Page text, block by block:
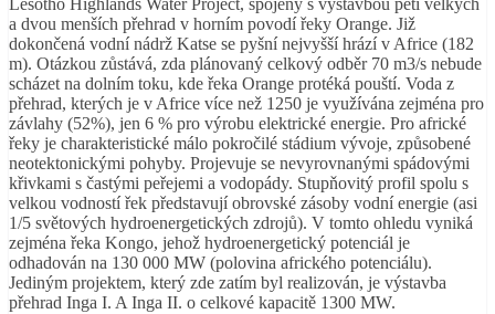
Lesotho Highlands Water Project, spojený s výstavbou pěti velkých
a dvou menších přehrad v horním povodí řeky Orange. Již
dokončená vodní nádrž Katse se pyšní nejvyšší hrází v Africe (182
m). Otázkou zůstává, zda plánovaný celkový odběr 70 m3/s nebude
scházet na dolním toku, kde řeka Orange protéká pouští. Voda z
přehrad, kterých je v Africe více než 1250 je využívána zejména pro
závlahy (52%), jen 6 % pro výrobu elektrické energie. Pro africké
řeky je charakteristické málo pokročilé stádium vývoje, způsobené
neotektonickými pohyby. Projevuje se nevyrovnanými spádovými
křivkami s častými peřejemi a vodopády. Stupňovitý profil spolu s
velkou vodností řek představují obrovské zásoby vodní energie (asi
1/5 světových hydroenergetických zdrojů). V tomto ohledu vyniká
zejména řeka Kongo, jehož hydroenergetický potenciál je
odhadován na 130 000 MW (polovina afrického potenciálu).
Jediným projektem, který zde zatím byl realizován, je výstavba
přehrad Inga I. A Inga II. o celkové kapacitě 1300 MW.